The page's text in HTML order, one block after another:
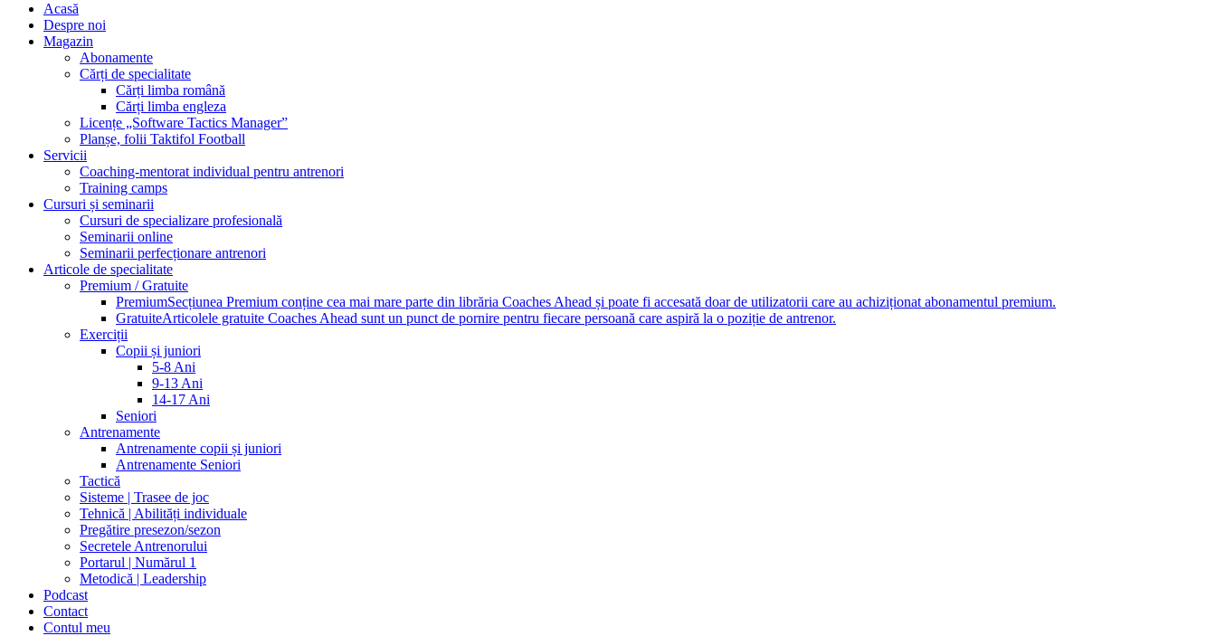
Acasă
Despre noi
Magazin
Abonamente
Cărți de specialitate
Cărți limba română
Cărți limba engleza
Licențe „Software Tactics Manager”
Planșe, folii Taktifol Football
Servicii
Coaching-mentorat individual pentru antrenori
Training camps
Cursuri și seminarii
Cursuri de specializare profesională
Seminarii online
Seminarii perfecționare antrenori
Articole de specialitate
Premium / Gratuite
PremiumSecțiunea Premium conține cea mai mare parte din librăria Coaches Ahead și poate fi accesată doar de utilizatorii care au achiziționat abonamentul premium.
GratuiteArticolele gratuite Coaches Ahead sunt un punct de pornire pentru fiecare persoană care aspiră la o poziție de antrenor.
Exerciții
Copii și juniori
5-8 Ani
9-13 Ani
14-17 Ani
Seniori
Antrenamente
Antrenamente copii și juniori
Antrenamente Seniori
Tactică
Sisteme | Trasee de joc
Tehnică | Abilități individuale
Pregătire presezon/sezon
Secretele Antrenorului
Portarul | Numărul 1
Metodică | Leadership
Podcast
Contact
Contul meu